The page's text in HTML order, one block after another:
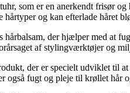
som er en anerkendt frisør
hårtyper og kan efterlade håret
hårbalsam, der hjælper med at
af stylingværktøjer og
der er specielt udviklet til
også fugt og pleje til krøllet hår